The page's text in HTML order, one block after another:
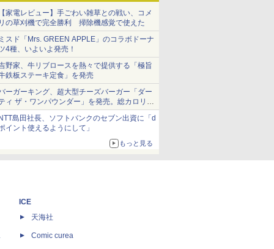
家電レビュー】手ごわい雑草との戦い、コメ
の草刈機で完全勝利 掃除機感覚で使えた
スド「Mrs. GREEN APPLE」のコラボドーナ
4種、いよいよ発売！
野家、牛リブロースを熱々で提供する「極旨
鉄板ステーキ定食」を発売
ーガーキング、超大型チーズバーガー「ダー
ィ ザ・ワンパウンダー」を発売。総カロリー
1656kcal、総重量約527g！
島田社長、ソフトバンクのセブン出資に「d
イント使えるようにして」
もっと見る
ICE
天海社
Comic curea